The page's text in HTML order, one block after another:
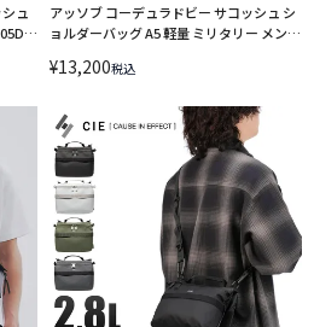
ュ
アッソブ コーデュラドビー サコッシュ シ
ョルダーバッグ A5 軽量 ミリタリー メンズ
¥13,200税込